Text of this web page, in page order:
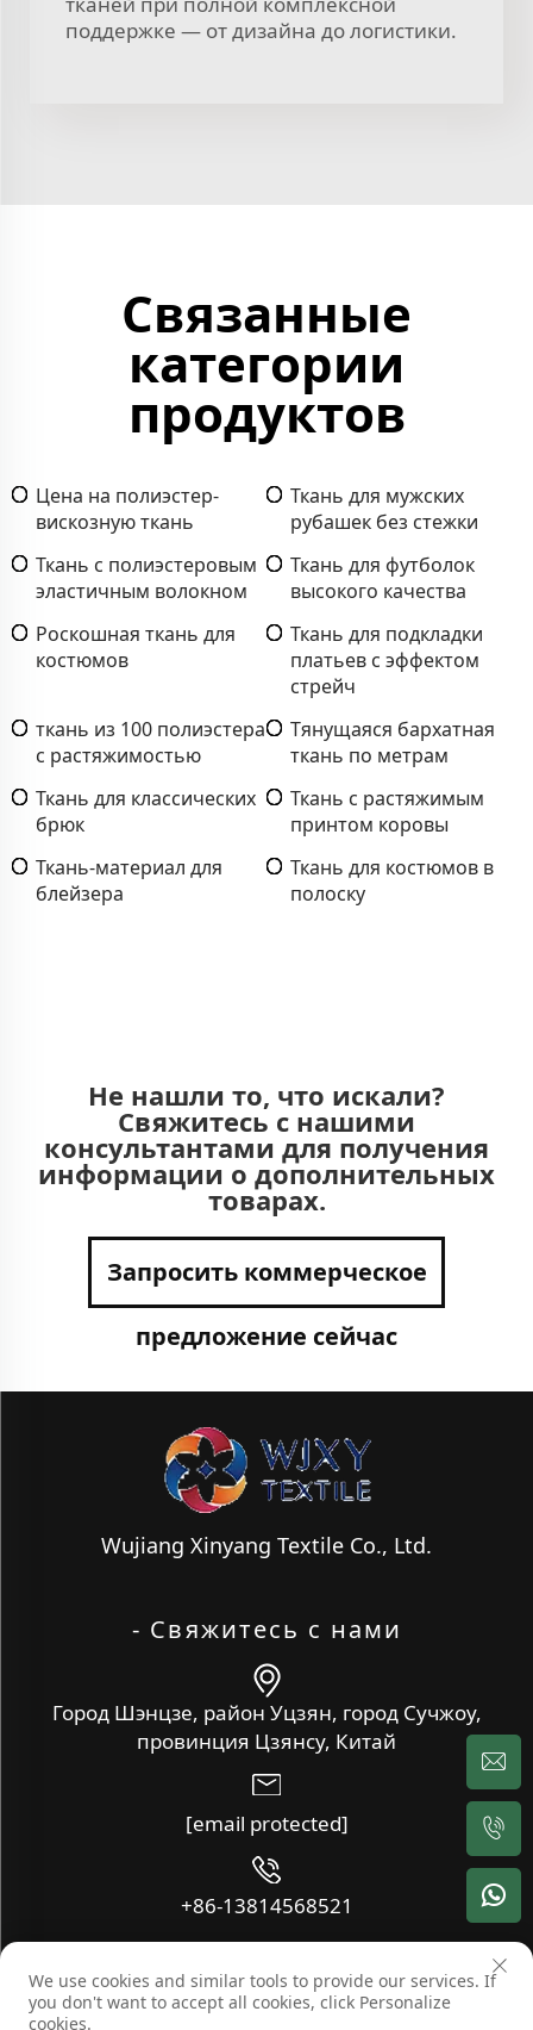
поддержке — от дизайна до логистики.
Связанные
категории
продуктов
Цена на полиэстер-
вискозную ткань
Ткань для мужских
рубашек без стежки
Ткань с полиэстеровым
эластичным волокном
Ткань для футболок
высокого качества
Роскошная ткань для
костюмов
Ткань для подкладки
платьев с эффектом
стрейч
ткань из 100 полиэстера
с растяжимостью
Тянущаяся бархатная
ткань по метрам
Ткань для классических
брюк
Ткань с растяжимым
принтом коровы
Ткань-материал для
блейзера
Ткань для костюмов в
полоску
Не нашли то, что искали?
Свяжитесь с нашими
консультантами для получения
информации о дополнительных
товарах.
Запросить коммерческое
предложение сейчас
Wujiang Xinyang Textile Co., Ltd.
- Свяжитесь с нами
Город Шэнцзе, район Уцзян, город Сучжоу,
провинция Цзянсу, Китай
[email protected]
+86-13814568521
Copyright © Wujiang Xinyang Textile Co., Ltd. Все права
защищены -
Политика конфиденциальности
We use cookies and similar tools to provide our services. If
you don't want to accept all cookies, click Personalize
cookies.